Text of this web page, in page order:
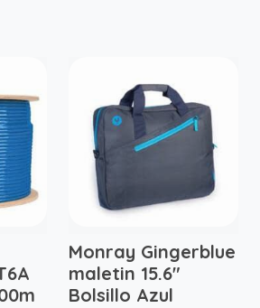
Monray Gingerblue
maletin 15.6"
Bolsillo Azul